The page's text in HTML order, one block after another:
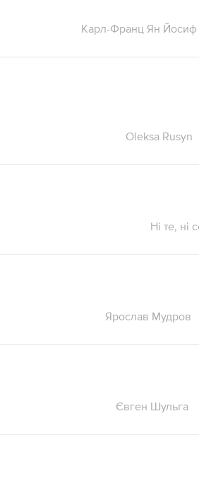
Карл-Франц Ян Йосиф
Oleksa Rusyn
Ні те, ні
Ярослав Мудров
Євген Шульга